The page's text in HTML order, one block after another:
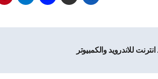
للاندرويد والكمبيوتر